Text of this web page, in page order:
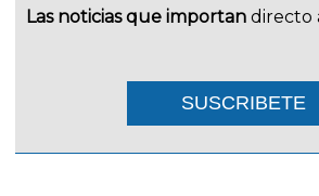
Las noticias que importan directo
SUSCRIBETE